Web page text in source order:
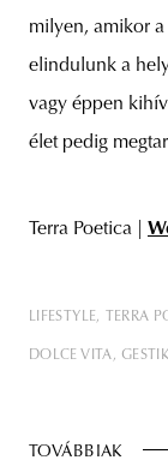
milyen, amikor
elindulunk a
vagy éppen
élet pedig
Terra Poetica |
LIFESTYLE TERRA
DOLCE VITA
TOVÁBBIAK